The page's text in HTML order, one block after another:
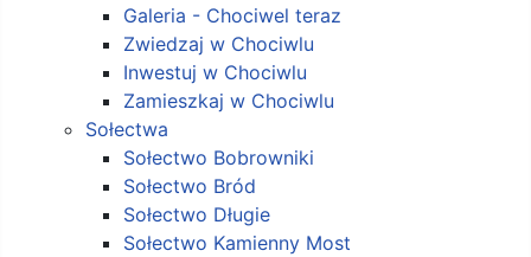
Galeria - Chociwel teraz
Zwiedzaj w Chociwlu
Inwestuj w Chociwlu
Zamieszkaj w Chociwlu
Sołectwa
Sołectwo Bobrowniki
Sołectwo Bród
Sołectwo Długie
Sołectwo Kamienny Most